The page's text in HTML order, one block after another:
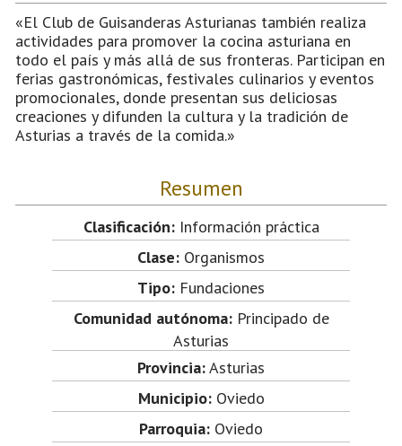
«El Club de Guisanderas Asturianas también realiza
actividades para promover la cocina asturiana en
todo el país y más allá de sus fronteras. Participan en
ferias gastronómicas, festivales culinarios y eventos
promocionales, donde presentan sus deliciosas
creaciones y difunden la cultura y la tradición de
Asturias a través de la comida.»
Resumen
Clasificación:Información práctica
Clase: Organismos
Tipo: Fundaciones
Comunidad autónoma:Principado de
Asturias
Provincia:Asturias
Municipio:Oviedo
Parroquia: Oviedo